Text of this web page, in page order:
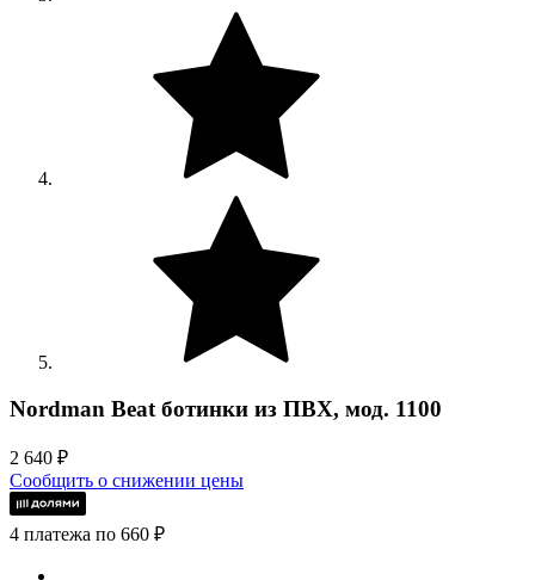
Nordman Beat ботинки из ПВХ, мод. 1100
2 640 ₽
Сообщить о снижении цены
4 платежа по 660 ₽